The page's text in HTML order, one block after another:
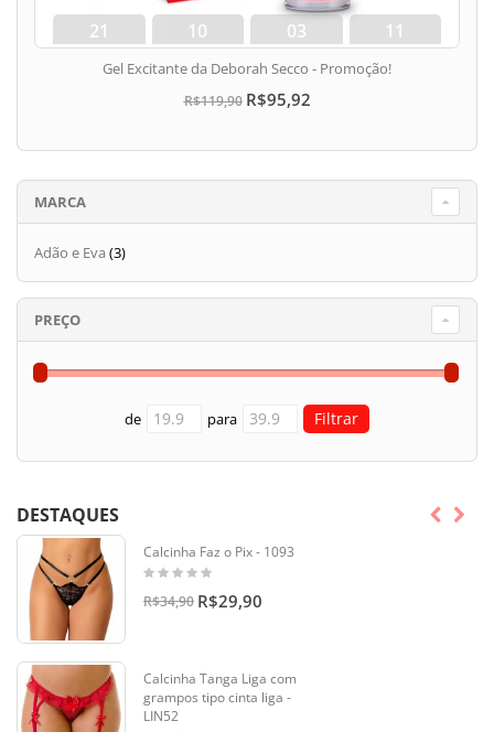
21
dias
10
hora
03
min
10
seg
Gel Excitante da Deborah Secco - Promoção!
R$119,90 R$95,92
MARCA
Adão e Eva (3)
PREÇO
de para
DESTAQUES
Calcinha Faz o Pix - 1093
R$34,90 R$29,90
Calcinha Tanga Liga com
grampos tipo cinta liga -
LIN52